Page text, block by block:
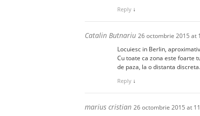
Reply ↓
Catalin Butnariu 26 octombrie 2015 at
Locuiesc in Berlin,
Cu toate ca zona este foarte
de paza, la o distanta discreta.
Reply ↓
marius cristian 26 octombrie 2015 at